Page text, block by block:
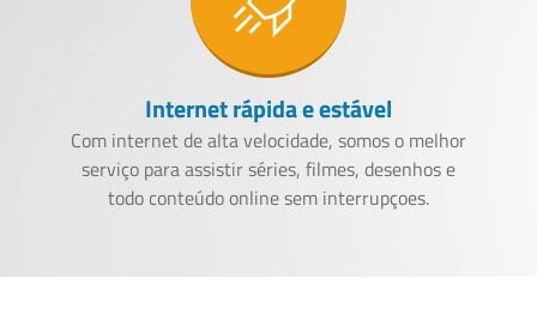
Internet rápida e estável
Com internet de alta velocidade, somos o melhor
serviço para assistir séries, filmes, desenhos e
todo conteúdo online sem interrupçoes.